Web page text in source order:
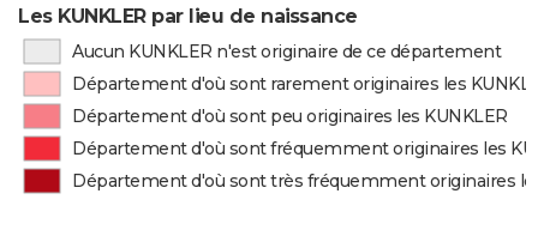
Les KUNKLER par lieu de naissance
Aucun KUNKLER n'est originaire de ce département
Département d'où sont rarement originaires les
Département d'où sont peu originaires les KUNKLER
Département d'où sont fréquemment originaires les
Département d'où sont très fréquemment originaires